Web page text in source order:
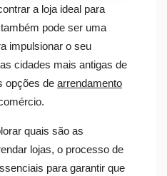
a loja ideal para
pode ser uma
impulsionar o seu
cidades mais antigas de
opções de arrendamento
quais são as
lojas, o processo de
para garantir que